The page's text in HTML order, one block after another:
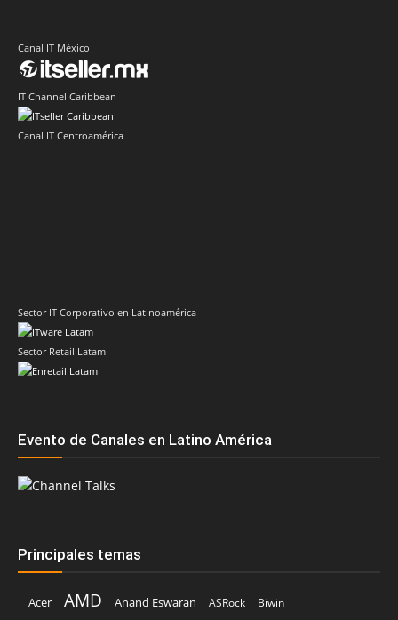
Canal IT México
IT Channel Caribbean
Canal IT Centroamérica
Sector IT Corporativo en Latinoamérica
Sector Retail Latam
Evento de Canales en Latino América
Principales temas
Acer AMD Anand Eswaran ASRock
Biwin